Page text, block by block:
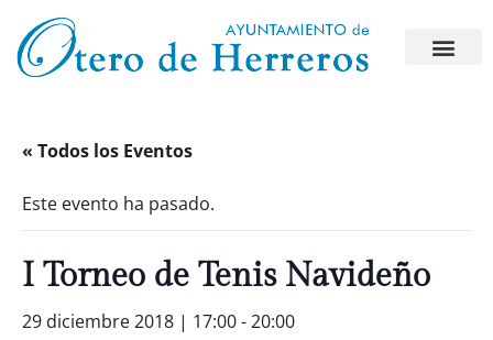
« Todos los Eventos
Este evento ha pasado.
I Torneo de Tenis Navideño
29 diciembre 2018 | 17:00-20:00